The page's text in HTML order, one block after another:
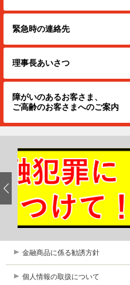
緊急時の連絡先
理事長あいさつ
障がいのあるお客さま、
ご高齢のお客さまへのご案内
金融商品に係る勧誘方針
個人情報の取扱について